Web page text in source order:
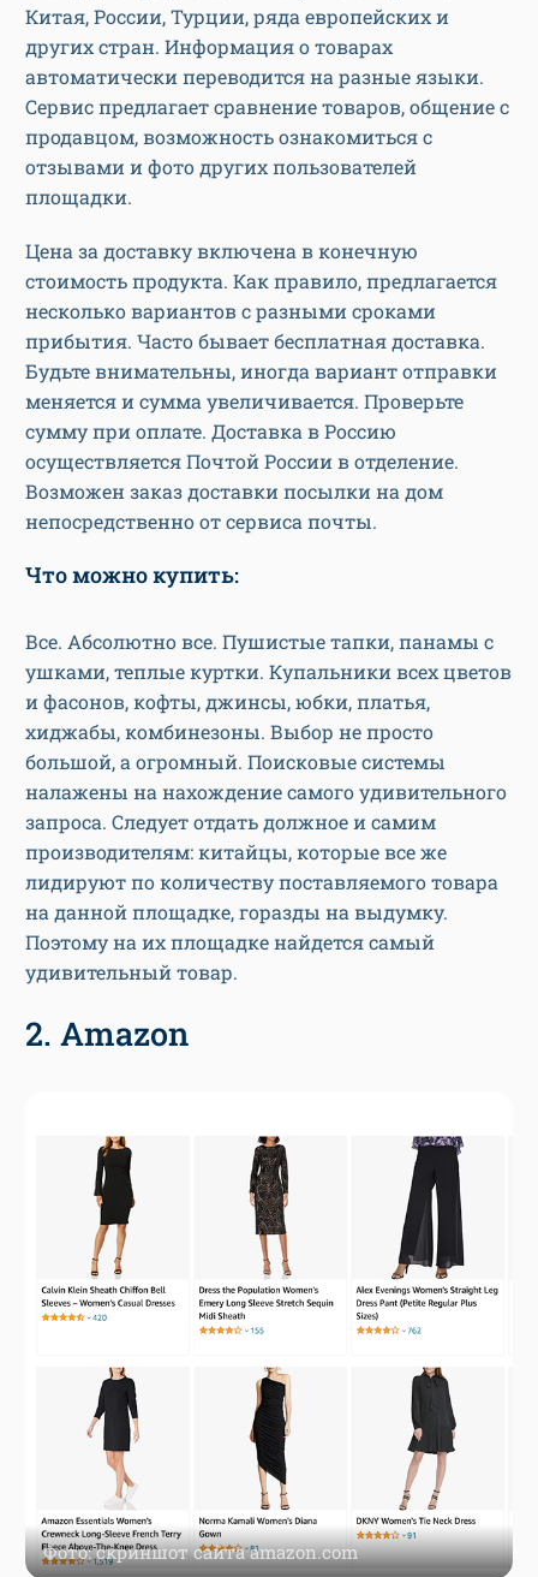
Китая, России, Турции, ряда европейских и
других стран. Информация о товарах
автоматически переводится на разные языки.
Сервис предлагает сравнение товаров, общение с
продавцом, возможность ознакомиться с
отзывами и фото других пользователей
площадки.
Цена за доставку включена в конечную
стоимость продукта. Как правило, предлагается
несколько вариантов с разными сроками
прибытия. Часто бывает бесплатная доставка.
Будьте внимательны, иногда вариант отправки
меняется и сумма увеличивается. Проверьте
сумму при оплате. Доставка в Россию
осуществляется Почтой России в отделение.
Возможен заказ доставки посылки на дом
непосредственно от сервиса почты.
Что можно купить:
Все. Абсолютно все. Пушистые тапки, панамы с
ушками, теплые куртки. Купальники всех цветов
и фасонов, кофты, джинсы, юбки, платья,
хиджабы, комбинезоны. Выбор не просто
большой, а огромный. Поисковые системы
налажены на нахождение самого удивительного
запроса. Следует отдать должное и самим
производителям: китайцы, которые все же
лидируют по количеству поставляемого товара
на данной площадке, горазды на выдумку.
Поэтому на их площадке найдется самый
удивительный товар.
2. Amazon
Фото: скриншот сайта amazon.com